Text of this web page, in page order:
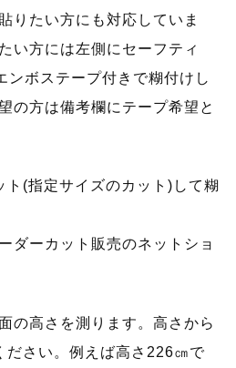
りたい方にも対応していま
い方には左側にセーフティ
ンボステープ付きで糊付けし
の方は備考欄にテープ希望と
ト(指定サイズのカット)して糊
ダーカット販売のネットショ
の高さを測ります。高さから
ださい。例えば高さ226㎝で